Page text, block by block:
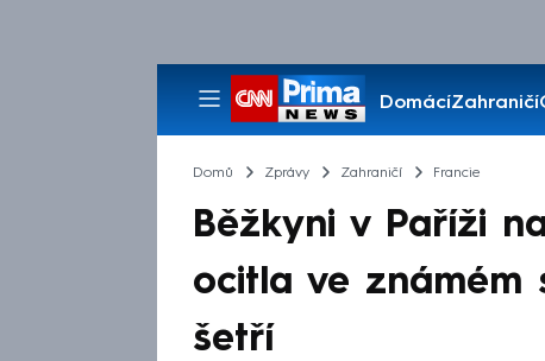
DomácíZahraničí
Pořady
Domů Zprávy Zahraničí Francie
Běžkyni v Paříži
ocitla ve známém
šetří